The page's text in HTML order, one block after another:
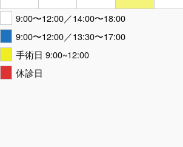
9:00〜12:00／14:00〜18:00
9:00〜12:00／13:30〜17:00
手術日 9:00~12:00
休診日